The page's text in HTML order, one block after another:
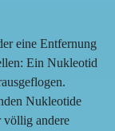
eine Entfernung
Ein Nukleotid
Nukleotide
völlig andere